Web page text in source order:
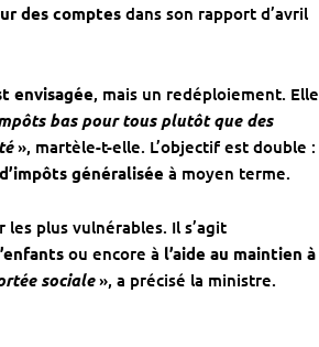
des comptes dans son rapport d’avril
envisagée, mais un redéploiement. Elle
bas pour tous plutôt que des
», martèle-t-elle. L’objectif est double :
généralisée à moyen terme.
plus vulnérables. Il s’agit
ou encore à l’aide au maintien à
sociale», a précisé la ministre.